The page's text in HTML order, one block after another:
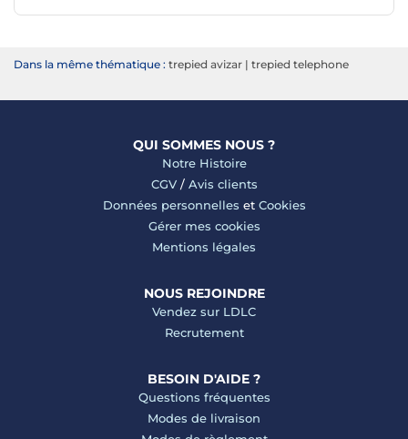
Dans la même thématique : trepied avizar | trepied telephone
QUI SOMMES NOUS ?
Notre Histoire
CGV/ Avis clients
Données personnelles et Cookies
Gérer mes cookies
Mentions légales
NOUS REJOINDRE
Vendez sur LDLC
Recrutement
BESOIN D'AIDE ?
Questions fréquentes
Modes de livraison